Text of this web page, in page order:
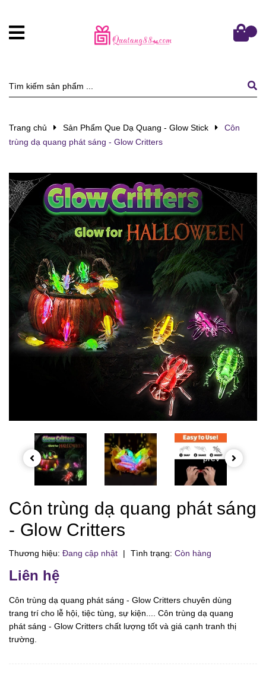
Trang chủ Sản Phẩm Que Dạ Quang - Glow Stick
Côn
trùng dạ quang phát sáng - Glow Critters
prev
Côn trùng dạ quang phát sáng
- Glow Critters
Thương hiệu: Đang cập nhật | Tình trạng: Còn hàng
Liên hệ
Côn trùng dạ quang phát sáng - Glow Critters chuyên dùng
trang trí cho lễ hội, tiệc tùng, sự kiện.... Côn trùng dạ quang
phát sáng - Glow Critters chất lượng tốt và giá cạnh tranh thị
trường.